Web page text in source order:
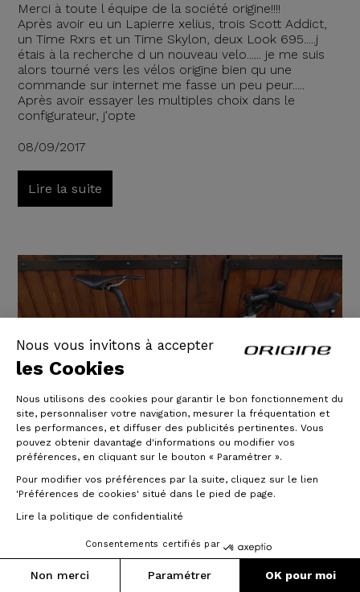
Nous vous invitons à accepter
les Cookies
Nous utilisons des cookies pour garantir le bon fonctionnement du
site, personnaliser votre navigation, mesurer la fréquentation et
les performances, et diffuser des publicités pertinentes. Vous
pouvez obtenir davantage d'informations ou modifier vos
préférences, en cliquant sur le bouton « Paramétrer ».
Pour modifier vos préférences par la suite, cliquez sur le lien
'Préférences de cookies' situé dans le pied de page.
Lire la politique de confidentialité
Consentements certifiés par
Non merci Paramétrer OK pour moi
Merci à toute l équipe de la société origine!!!!
Après avoir eu un Lapierre xelius, trois Scott Addict,
un Time Rxrs et un Time Skylon, deux Look 695.....j
étais à la recherche d un nouveau velo...... je me suis
alors tourné vers les vélos origine bien qu une
commande sur internet me fasse un peu peur.....
Après avoir essayer les multiples choix dans le
configurateur, j'opte
08/09/2017
Lire la suite
Axxome 350 Ultegra DI2 Ksyrium